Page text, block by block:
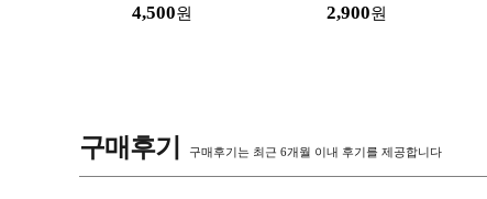
4,500원
전패드
2,900원
구매후기 구매후기는 최근 6개월 이내 후기를 제공합니다